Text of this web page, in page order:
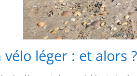
vélo léger : et alors ?